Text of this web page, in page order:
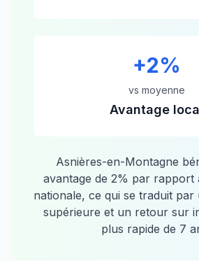
+2%
vs moyenne
Avantage
Asnières-en-Montagne
avantage de 2% par rapport
nationale, ce qui se traduit
supérieure et un retour sur
plus rapide de 7